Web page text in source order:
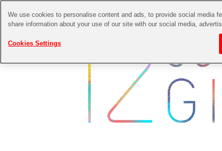
We use cookies to personalise content and ads, to provide social media
share information about your use of our site with our social media,
Cookies Settings